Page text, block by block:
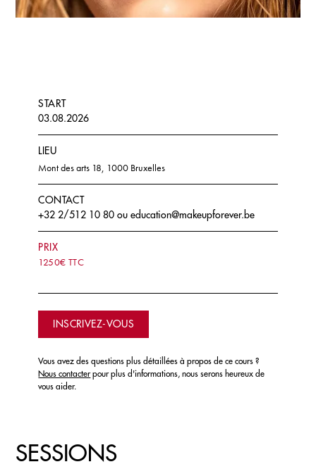
START
03.08.2026
LIEU
Mont des arts 18, 1000 Bruxelles
CONTACT
+32 2/512 10 80 oueducation@makeupforever.be
PRIX
1250€ TTC
INSCRIVEZ-VOUS
Vous avez des questions plus détaillées à propos de ce cours ?
Nous contacterpour plus d'informations, nous serons heureux de
vous aider.
SESSIONS